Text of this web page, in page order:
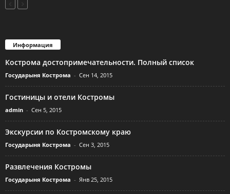
Информация
Кострома достопримечательности. Полный список
Государыня Кострома - Сен 14, 2015
Гостиницы и отели Костромы
admin - Сен 5, 2015
Экскурсии по Костромскому краю
Государыня Кострома - Сен 3, 2015
Развлечения Костромы
Государыня Кострома - Янв 25, 2015